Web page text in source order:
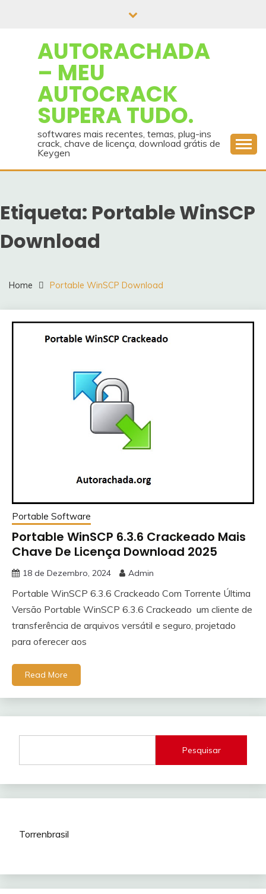
AUTORACHADA
– MEU
AUTOCRACK
SUPERA TUDO.
softwares mais recentes, temas, plug-ins
crack, chave de licença, download grátis de
Keygen
Etiqueta: Portable WinSCP
Download
Home Portable WinSCP Download
Portable Software
Portable WinSCP 6.3.6 Crackeado Mais
Chave De Licença Download 2025
18 de Dezembro, 2024 Admin
Portable WinSCP 6.3.6 Crackeado Com Torrente Última
Versão Portable WinSCP 6.3.6 Crackeado um cliente de
transferência de arquivos versátil e seguro, projetado
para oferecer aos
Read More
Pesquisar
Torrenbrasil